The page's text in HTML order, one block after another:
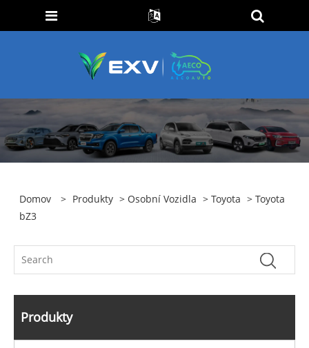
Domov > Produkty > Osobní Vozidla >Toyota > Toyota
bZ3
Produkty